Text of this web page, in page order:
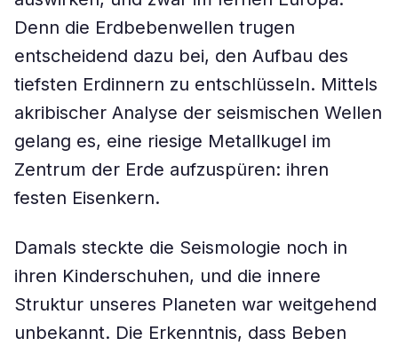
Denn die Erdbebenwellen trugen
entscheidend dazu bei, den Aufbau des
tiefsten Erdinnern zu entschlüsseln. Mittels
akribischer Analyse der seismischen Wellen
gelang es, eine riesige Metallkugel im
Zentrum der Erde aufzuspüren: ihren
festen Eisenkern.
Damals steckte die Seismologie noch in
ihren Kinderschuhen, und die innere
Struktur unseres Planeten war weitgehend
unbekannt. Die Erkenntnis, dass Beben